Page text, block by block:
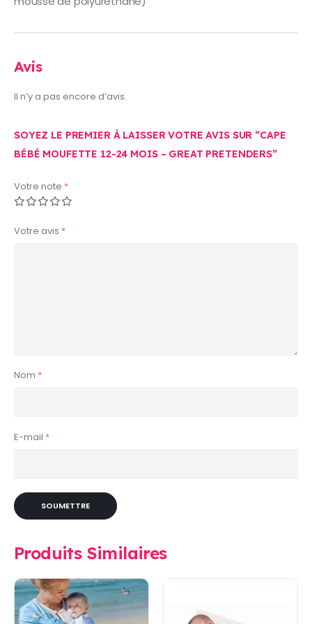
Avis
Il n’y a pas encore d’avis.
SOYEZ LE PREMIER À LAISSER VOTRE AVIS SUR “CAPE
BÉBÉ MOUFETTE 12-24 MOIS – GREAT PRETENDERS”
Votre note *
Votre avis *
Nom *
E-mail *
Produits Similaires